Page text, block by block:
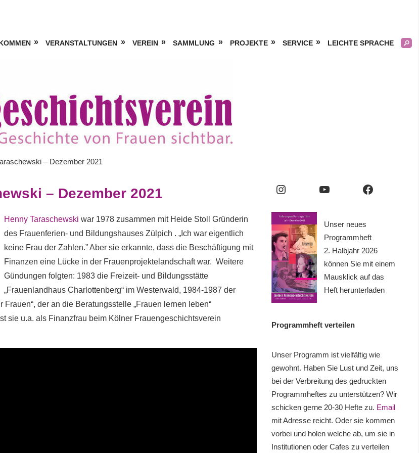
VERANSTALTUNGEN VEREIN SAMMLUNG PROJEKTE SERVICE LEICHTE SPRACHE
– Dezember 2021
– Dezember 2021
Henny Taraschewski war 1978 zusammen mit Heide Stoll Gründerin
des Frauenferien- und Bildungshauses Zülpich . „Ich war eigentlich
keine Frau der Zahlen.” Aber sie erkannte, dass die Beschäftigung mit
Finanzen eine Lücke in der Frauenprojektelandschaft war. Weitere
Gündungen folgten: 1983 die Freizeit- und Bildungsstätte
„Frauenlandhaus Charlottenberg“ im Westerwald, 1984-1987 der
Frauen“, der an die Beratungsstelle „Frauen lernen leben“
sie u.a. als Finanzfrau beim Kölner Frauengeschichtsverein
Instagram YouTube Facebook
Unser neues
Programmheft
2. Halbjahr 2026
können Sie mit einem
Mausklick auf das
Heft herunterladen
Programmheft verteilen
Unser Programm ist vielfältig wie
gewohnt. Haben Sie Lust und Zeit, uns
bei der Verbreitung des gedruckten
Programmheftes zu unterstützen? Wir
schicken gerne 20-30 Hefte zu. Email
mit Adresse reicht. Oder sie kommen
vorbei und holen welche ab, um sie in
Institutionen oder Cafes zu verteilen